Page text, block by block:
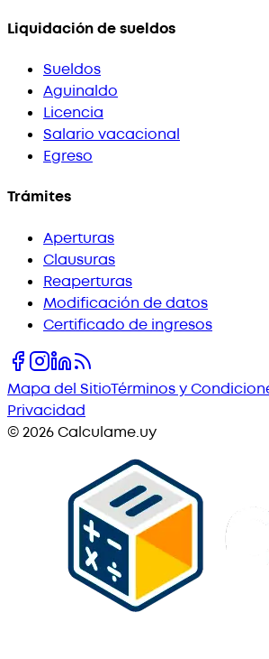
Liquidación de sueldos
Sueldos
Aguinaldo
Licencia
Salario vacacional
Egreso
Trámites
Aperturas
Clausuras
Reaperturas
Modificación de datos
Certificado de ingresos
Mapa del SitioTérminos y
Privacidad
©2026Calculame.uy